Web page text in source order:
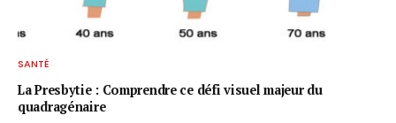
SANTÉ
La Presbytie : Comprendre ce défi visuel majeur du
quadragénaire